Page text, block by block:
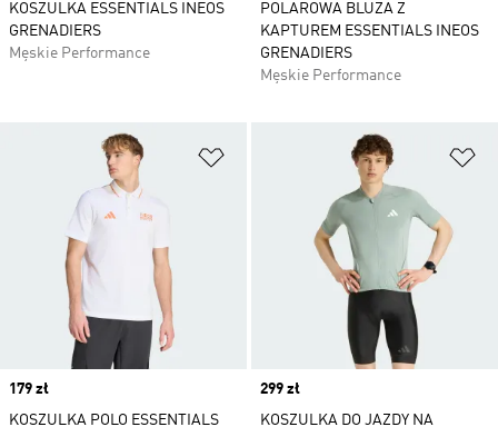
KOSZULKA ESSENTIALS INEOS
GRENADIERS
Męskie Performance
POLAROWA BLUZA Z
KAPTUREM ESSENTIALS INEOS
GRENADIERS
Męskie Performance
Dodaj do listy życzeń
Price
179 zł
KOSZULKA POLO ESSENTIALS
Price
299 zł
KOSZULKA DO JAZDY NA